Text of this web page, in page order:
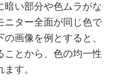
暗い部分や色ムラがな
ニター全面が同じ色で
画像を例とすると、
ことから、色の均一性
す。